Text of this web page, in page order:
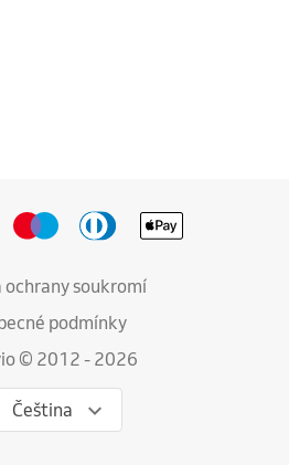
ochrany soukromí
podmínky
© 2012 - 2026
Čeština